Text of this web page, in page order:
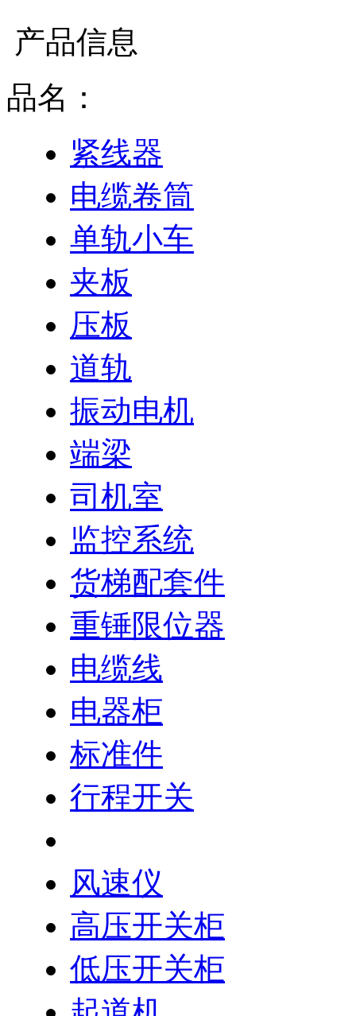
产品信息
品名：
紧线器
电缆卷筒
单轨小车
夹板
压板
道轨
振动电机
端梁
司机室
监控系统
货梯配套件
重锤限位器
电缆线
电器柜
标准件
行程开关
风速仪
高压开关柜
低压开关柜